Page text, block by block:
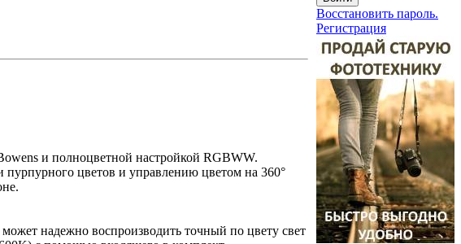
и полноцветной настройкой RGBWW.
пурпурного цветов и управлению цветом на 360°
надежно воспроизводить точный по цвету свет
Восстановить пароль.
Регистрация